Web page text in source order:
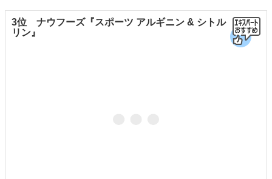
3位 ナウフーズ『スポーツ アルギニン & シトル
リン』